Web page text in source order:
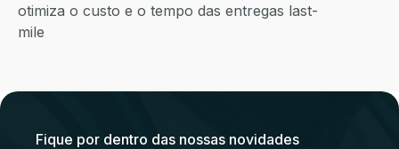
otimiza o custo e o tempo das entregas last-
mile
Fique por dentro das nossas novidades